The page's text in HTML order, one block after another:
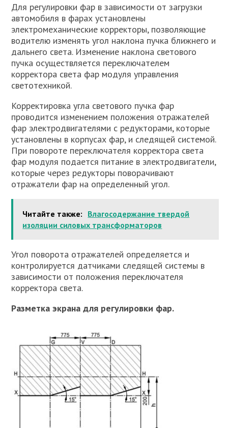
Для регулировки фар в зависимости от загрузки
автомобиля в фарах установлены
электромеханические корректоры, позволяющие
водителю изменять угол наклона пучка ближнего и
дальнего света. Изменение наклона светового
пучка осуществляется переключателем
корректора света фар модуля управления
светотехникой.
Корректировка угла светового пучка фар
проводится изменением положения отражателей
фар электродвигателями с редукторами, которые
установлены в корпусах фар, и следящей системой.
При повороте переключателя корректора света
фар модуля подается питание в электродвигатели,
которые через редукторы поворачивают
отражатели фар на определенный угол.
Читайте также: Влагосодержание твердой
изоляции силовых трансформаторов
Угол поворота отражателей определяется и
контролируется датчиками следящей системы в
зависимости от положения переключателя
корректора света.
Разметка экрана для регулировки фар.